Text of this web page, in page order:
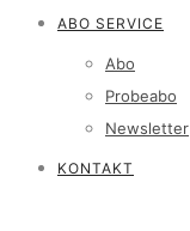
ABO SERVICE
Abo
Probeabo
Newsletter
KONTAKT